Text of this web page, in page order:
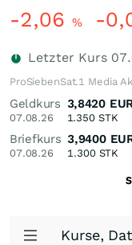
-2,06 % -
Letzter Kurs
ProSiebenSat.1 Media
Geldkurs
07.08.26
3,8420
1.350STK
Briefkurs
07.08.26
3,9400
1.300STK
Kurse,